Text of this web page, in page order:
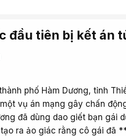
đầu tiên bị kết án
phố Hàm Dương, tỉnh
vụ án mạng gây chấn
đã dùng dao giết bạn gái
ra ảo giác rằng cô gái đã